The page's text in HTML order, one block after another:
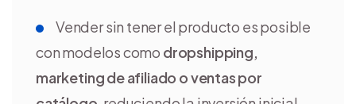
Vender sin tener el producto es posible
con modelos como dropshipping,
marketing de afiliado o ventas por